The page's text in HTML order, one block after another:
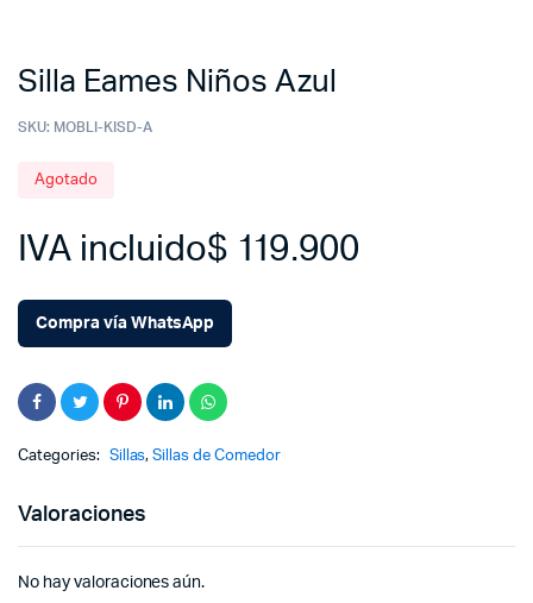
Silla Eames Niños Azul
SKU: MOBLI-KISD-A
Agotado
$119.900
IVA incluido
Compra vía WhatsApp
Categories: Sillas,Sillas de Comedor
Valoraciones
No hay valoraciones aún.